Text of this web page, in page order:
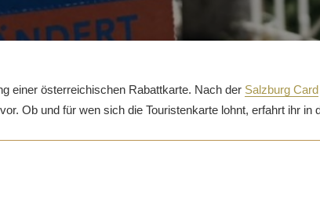
einer österreichischen Rabattkarte. Nach der Salzburg Card
Ob und für wen sich die Touristenkarte lohnt, erfahrt ihr in